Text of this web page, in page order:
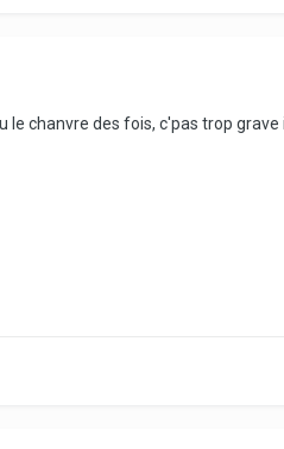
le chanvre des fois, c'pas trop